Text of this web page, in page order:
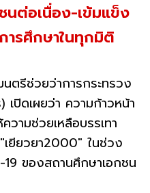
นต่อเนื่อง-เข้มแข็ง
รศึกษาในทุกมิติ
รีช่วยว่าการกระทรวง
ปิดเผยว่า ความก้าวหน้า
วามช่วยเหลือบรรเทา
เยียวยา2000" ในช่วง
19 ของสถานศึกษาเอกชน